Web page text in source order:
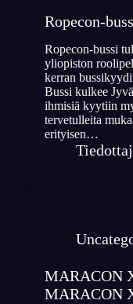
Ropecon-
Ropecon-bussi
yliopiston
kerran
Bussi kulkee
ihmisiä kyytiin
tervetulleita
erityisen…
MARACON
MARACON